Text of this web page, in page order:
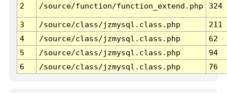
2 /source/function/function_extend.php 324
3 /source/class/jzmysql.class.php
211
4
/source/class/jzmysql.class.php
62
5
/source/class/jzmysql.class.php
94
6
/source/class/jzmysql.class.php 76